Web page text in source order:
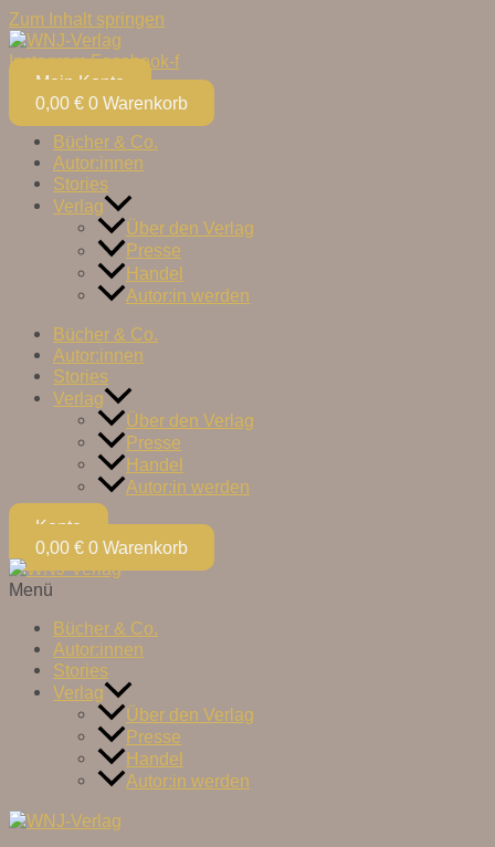
Zum Inhalt springen
Instagram Facebook-f
Mein Konto
0,00 € 0 Warenkorb
Bücher & Co.
Autor:innen
Stories
Verlag
Über den Verlag
Presse
Handel
Autor:in werden
Bücher & Co.
Autor:innen
Stories
Verlag
Über den Verlag
Presse
Handel
Autor:in werden
Konto
0,00 € 0 Warenkorb
Menü
Bücher & Co.
Autor:innen
Stories
Verlag
Über den Verlag
Presse
Handel
Autor:in werden